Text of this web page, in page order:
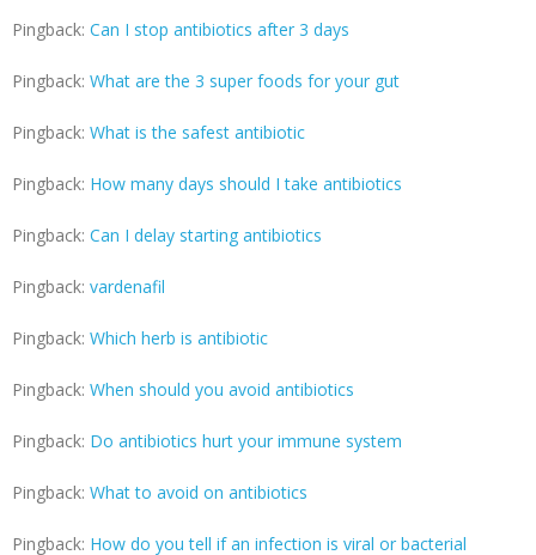
Pingback: Can I stop antibiotics after 3 days
Pingback: What are the 3 super foods for your gut
Pingback: What is the safest antibiotic
Pingback: How many days should I take antibiotics
Pingback: Can I delay starting antibiotics
Pingback: vardenafil
Pingback: Which herb is antibiotic
Pingback: When should you avoid antibiotics
Pingback: Do antibiotics hurt your immune system
Pingback: What to avoid on antibiotics
Pingback: How do you tell if an infection is viral or bacterial